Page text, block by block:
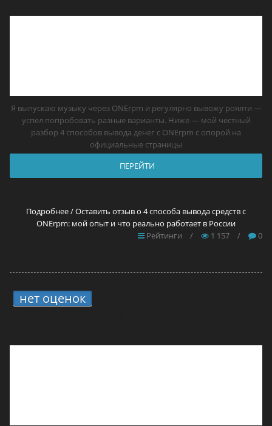
Я выпускаю музыку через ONErpm и регулярно вывожу роялти —
успел попробовать разные варианты. Ниже — мой честный
разбор 4 способов вывода денег с ONErpm с опорой на
официальные страницы
ПЕРЕЙТИ
Подробнее / Оставить отзыв о 4 способа вывода средств с
ONErpm: мой опыт и что реально работает в России
Рейтинги
/ 1 157 / 0
нет оценок